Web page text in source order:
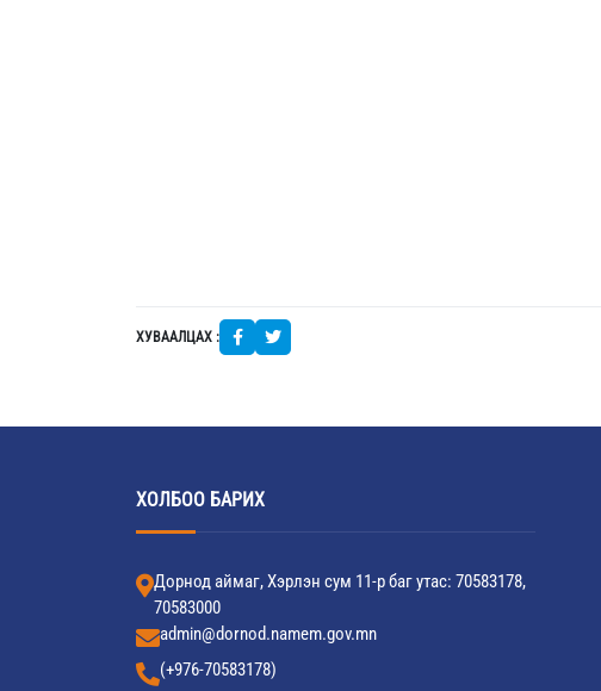
ХУВААЛЦАХ :
ХОЛБОО БАРИХ
Дорнод аймаг, Хэрлэн сум 11-р баг утас: 70583178,
70583000
admin@dornod.namem.gov.mn
(+976-70583178)